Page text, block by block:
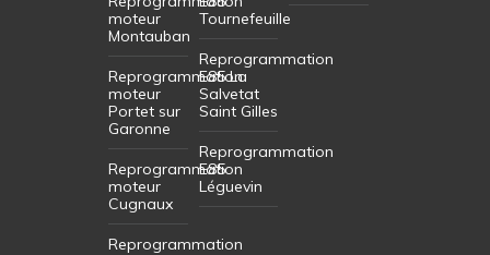
moteur
Montauban
Reprogrammation
moteur
Portet sur
Garonne
Reprogrammation
moteur
Cugnaux
Reprogrammation
Tournefeuille
Reprogrammation
E85 La
Salvetat
Saint Gilles
Reprogrammation
E85
Léguevin